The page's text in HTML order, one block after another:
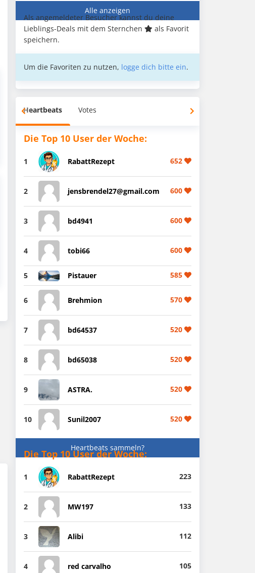
Alle anzeigen
Als angemeldeter Besucher kannst du deine
Lieblings-Deals mit dem Sternchen
als Favorit
speichern.
Um die Favoriten zu nutzen, logge dich bitte ein.
Heartbeats Votes
Die Top 10 User der Woche:
1 RabattRezept 652
2 jensbrendel27@gmail.com 600
3 bd4941 600
4 tobi66 600
5 Pistauer 585
6 Brehmion 570
7 bd64537 520
8 bd65038 520
9 ASTRA. 520
10 Sunil2007 520
Heartbeats sammeln?
Die Top 10 User der Woche:
1 RabattRezept 223
2 MW197 133
3 Alibi 112
4 red carvalho 105